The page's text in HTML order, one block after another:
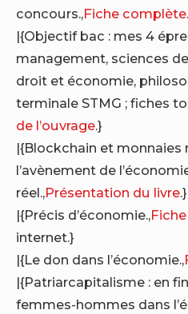
concours.,Fiche complète
|{Objectif bac : mes 4
management, sciences
droit et économie,
terminale STMG ; fiches
de l’ouvrage.}
|{Blockchain et monnaies
l’avènement de
réel.,Présentation du livre.}
|{Précis d’économie.,
internet.}
|{Le don dans l’économie.,
|{Patriarcapitalisme : en
femmes-hommes dans